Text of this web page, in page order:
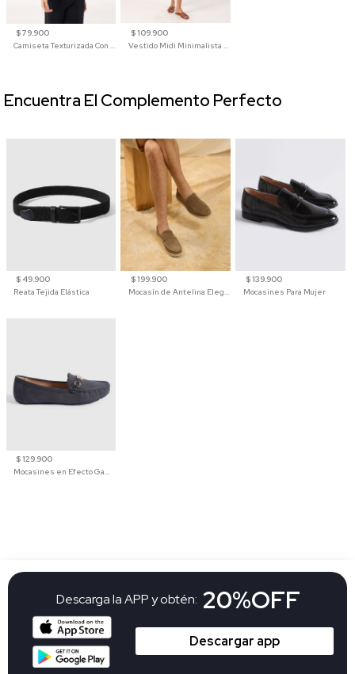
$ 79.900
Camiseta Texturizada Con Cuello En V Para Mujer
$ 109.900
Vestido Midi Minimalista De Silueta Amplia
$ 49.900
Reata Tejida Elástica
$ 199.900
Mocasín de Antelina Elegante con Suela de Contraste Para Hombre
$ 139.900
Mocasines Para Mujer
$ 129.900
Mocasines en Efecto Gamuzado Para Mujer
Encuentra El Complemento Perfecto
Descarga la APP y obtén: 20%OFF
Descargar app